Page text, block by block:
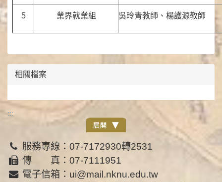
5 業界就業組 吳玲青教師、楊護源教師
相關檔案
:::
服務專線：07-7172930轉2531
傳 真：07-7111951
電子信箱：ui@mail.nknu.edu.tw